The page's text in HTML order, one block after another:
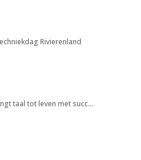
Rivierenland
taal tot leven met succ…